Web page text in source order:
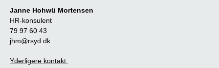
Janne Hohwü Mortensen
HR-konsulent
79 97 60 43
jhm@rsyd.dk
Yderligere kontakt